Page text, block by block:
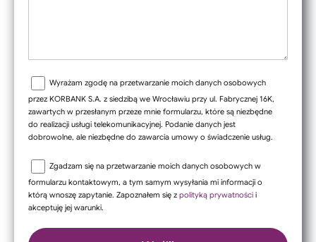
Wyrażam zgodę na przetwarzanie moich danych osobowych
przez KORBANK S.A. z siedzibą we Wrocławiu przy ul. Fabrycznej 16K,
zawartych w przesłanym przeze mnie formularzu, które są niezbędne
do realizacji usługi telekomunikacyjnej. Podanie danych jest
dobrowolne, ale niezbędne do zawarcia umowy o świadczenie usług.
Zgadzam się na przetwarzanie moich danych osobowych w
formularzu kontaktowym, a tym samym wysyłania mi informacji o
którą wnoszę zapytanie. Zapoznałem się z polityką prywatności i
akceptuję jej warunki.